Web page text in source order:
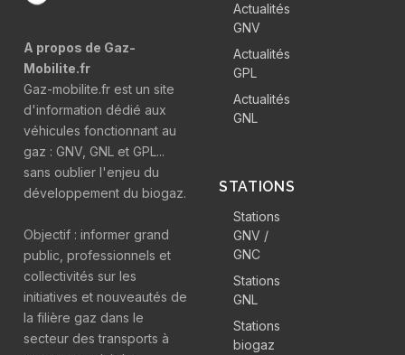
A propos de Gaz-
Mobilite.fr
Gaz-mobilite.fr est un site
d'information dédié aux
véhicules fonctionnant au
gaz : GNV, GNL et GPL...
sans oublier l'enjeu du
développement du biogaz.
Objectif : informer grand
public, professionnels et
collectivités sur les
initiatives et nouveautés de
la filière gaz dans le
secteur des transports à
Actualités
GNV
Actualités
GPL
Actualités
GNL
STATIONS
Stations
GNV /
GNC
Stations
GNL
Stations
biogaz